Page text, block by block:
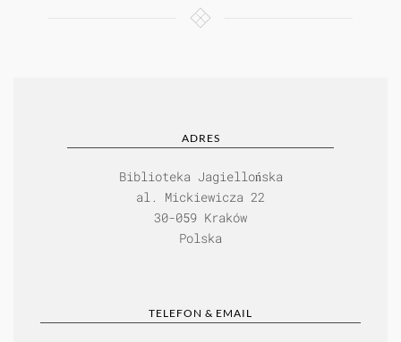
ADRES
Biblioteka Jagiellońska
al. Mickiewicza 22
30-059 Kraków
Polska
TELEFON & EMAIL